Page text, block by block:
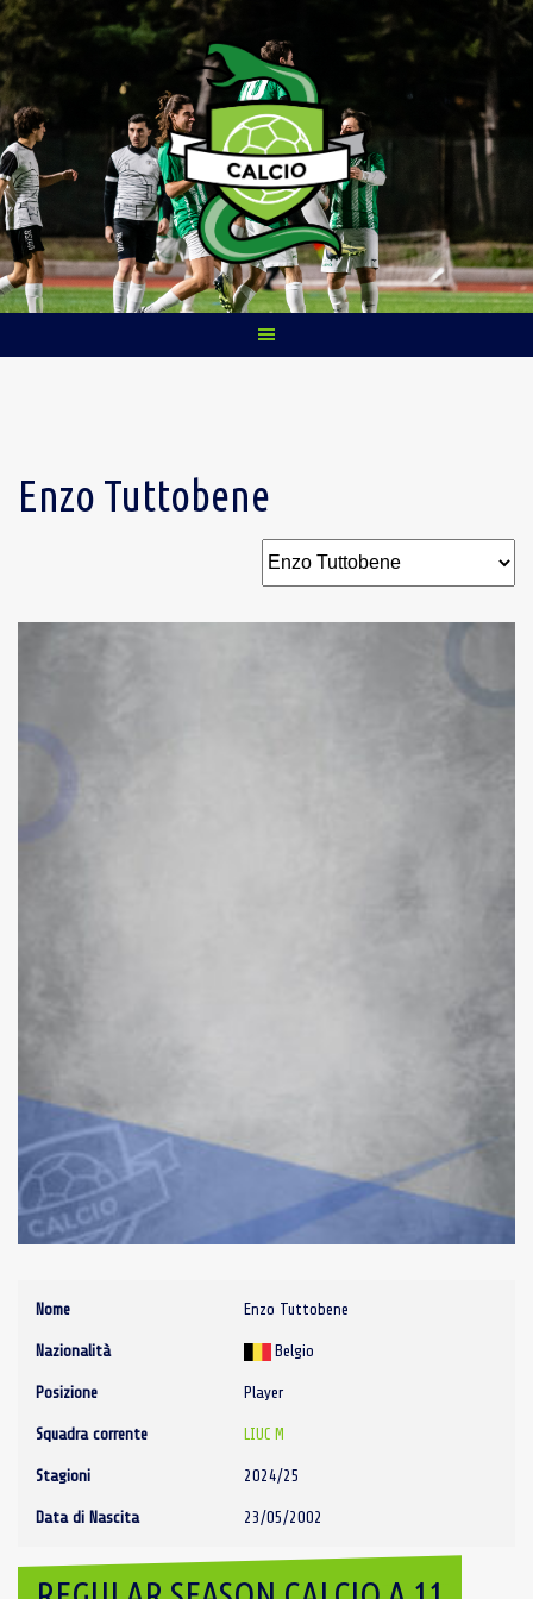
Skip
to
content
Enzo Tuttobene
Nome Enzo Tuttobene
Nazionalità Belgio
Posizione Player
Squadra corrente LIUC M
Stagioni 2024/25
Data di Nascita 23/05/2002